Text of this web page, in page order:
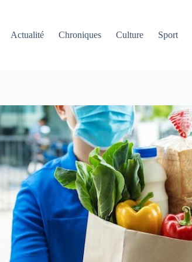
Actualité
Chroniques Culture Sport